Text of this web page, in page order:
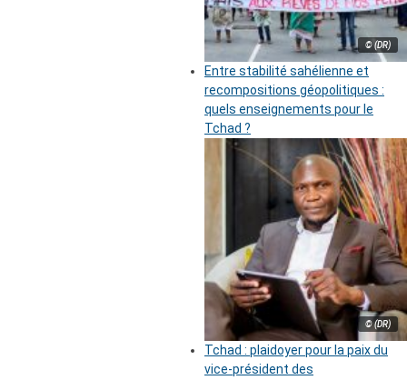
© (DR)
Entre stabilité sahélienne et
recompositions géopolitiques :
quels enseignements pour le
Tchad ?
© (DR)
Tchad : plaidoyer pour la paix du
vice-président des